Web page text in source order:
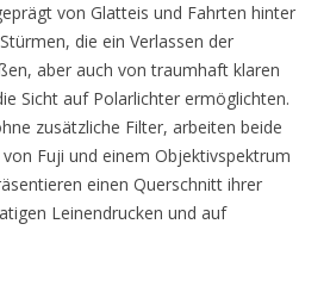
von Glatteis und Fahrten hinter
die ein Verlassen der
aber auch von traumhaft klaren
Sicht auf Polarlichter ermöglichten.
zusätzliche Filter, arbeiten beide
Fuji und einem Objektivspektrum
einen Querschnitt ihrer
Leinendrucken und auf